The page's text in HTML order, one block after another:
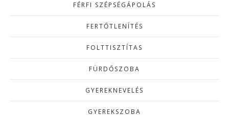
FÉRFI SZÉPSÉGÁPOLÁS
FERTŐTLENÍTÉS
FOLTTISZTÍTAS
FÜRDŐSZOBA
GYEREKNEVELÉS
GYEREKSZOBA